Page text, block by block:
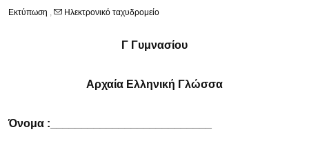
Εκτύπωση , Ηλεκτρονικό ταχυδρομείο
Γ Γυμνασίου
Αρχαία Ελληνική Γλώσσα
Όνομα :__________________________